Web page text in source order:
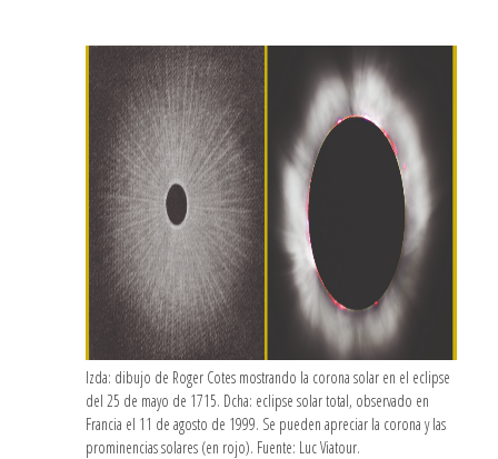
Izda: dibujo de Roger Cotes mostrando la corona solar en el eclipse
del 25 de mayo de 1715. Dcha: eclipse solar total, observado en
Francia el 11 de agosto de 1999. Se pueden apreciar la corona y las
prominencias solares (en rojo). Fuente: Luc Viatour.